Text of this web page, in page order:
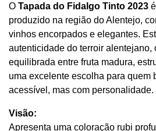
O Tapada do Fidalgo Tinto 2023
produzido na região do Alentejo,
vinhos encorpados e elegantes.
autenticidade do terroir alentejano,
equilibrada entre fruta madura,
uma excelente escolha para quem
acessível, mas com personalidade.
Visão:
Apresenta uma coloração rubi